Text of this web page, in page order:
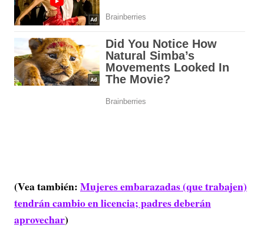
(Vea también:Mujeres embarazadas (que trabajen)
tendrán cambio en licencia; padres deberán
aprovechar)